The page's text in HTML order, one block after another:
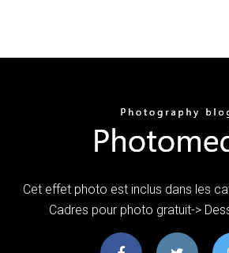
Cet effet photo est inclus dans les
Cadres pour photo gratuit->